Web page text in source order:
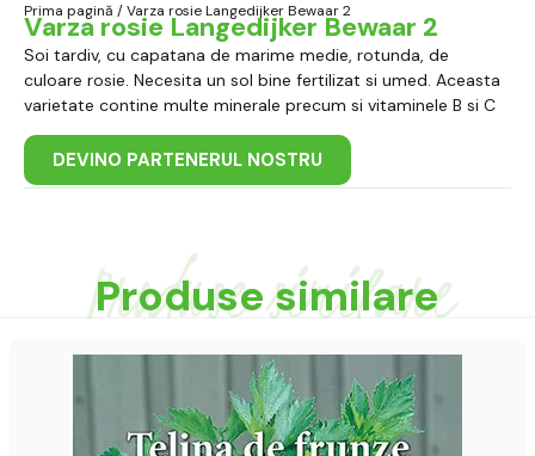
Prima pagină / Varza rosie Langedijker Bewaar 2
Varza rosie Langedijker Bewaar 2
Soi tardiv, cu capatana de marime medie, rotunda, de
culoare rosie. Necesita un sol bine fertilizat si umed. Aceasta
varietate contine multe minerale precum si vitaminele B si C
DEVINO PARTENERUL NOSTRU
Produse similare
Produse similare